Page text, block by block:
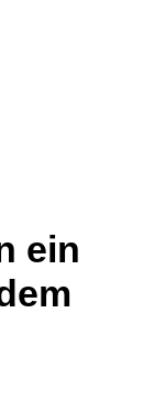
ein